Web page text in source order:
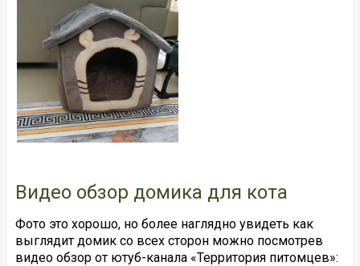
Видео обзор домика для кота
Фото это хорошо, но более наглядно увидеть как
выглядит домик со всех сторон можно посмотрев
видео обзор от ютуб-канала «Территория питомцев»: